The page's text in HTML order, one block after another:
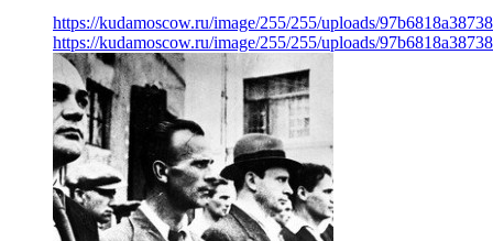
https://kudamoscow.ru/image/255/255/uploads/
https://kudamoscow.ru/image/255/255/uploads/